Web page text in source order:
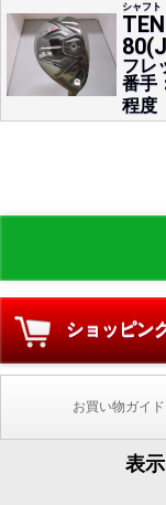
シャフト
フレ
番手
程度
ショッピン
お買い物ガイド
表